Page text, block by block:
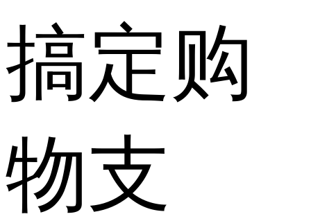
搞定购
物支